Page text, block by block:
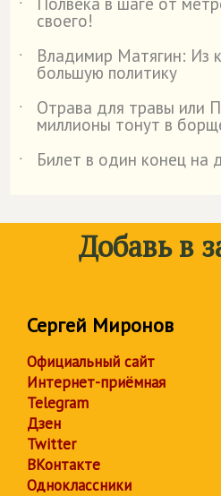
˙
своего!
˙
Владимир Матягин: Из
большую политику
˙
Отрава для травы или
миллионы тонут в
˙
Билет в один конец на
Добавь в
Сергей Миронов
Официальный сайт
Интернет-приёмная
Telegram
Дзен
Twitter
ВКонтакте
Одноклассники